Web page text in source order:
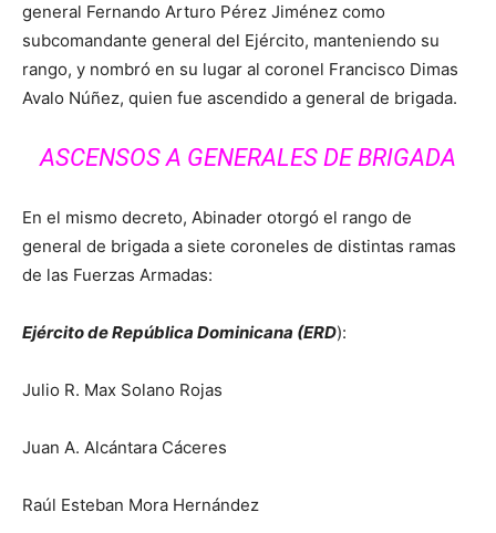
general Fernando Arturo Pérez Jiménez como
subcomandante general del Ejército, manteniendo su
rango, y nombró en su lugar al coronel Francisco Dimas
Avalo Núñez, quien fue ascendido a general de brigada.
ASCENSOS A GENERALES DE BRIGADA
En el mismo decreto, Abinader otorgó el rango de
general de brigada a siete coroneles de distintas ramas
de las Fuerzas Armadas:
Ejército de República Dominicana (ERD):
Julio R. Max Solano Rojas
Juan A. Alcántara Cáceres
Raúl Esteban Mora Hernández